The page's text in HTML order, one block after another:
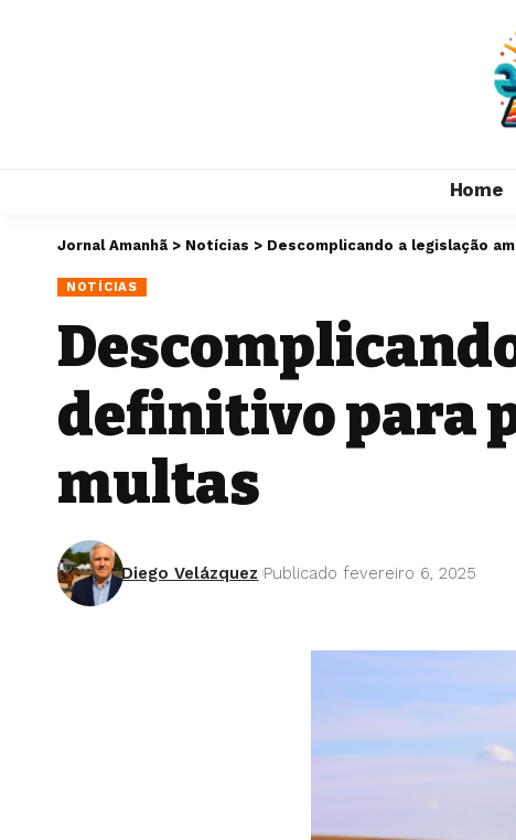
Home
Jornal Amanhã > Notícias > Descomplicando a legislação
NOTÍCIAS
definitivo para
multas
Diego Velázquez Publicado fevereiro 6, 2025